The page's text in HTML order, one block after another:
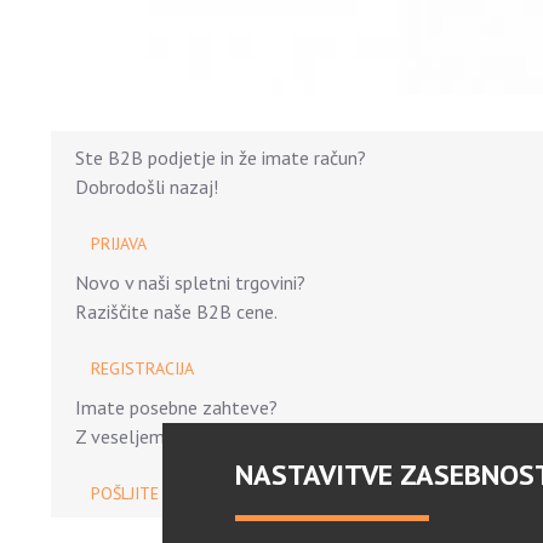
Ste B2B podjetje in že imate račun?
Dobrodošli nazaj!
PRIJAVA
Novo v naši spletni trgovini?
Raziščite naše B2B cene.
REGISTRACIJA
Imate posebne zahteve?
Z veseljem vam pomagamo.
POŠLJITE POVPRAŠEVANJENASTAVITVE